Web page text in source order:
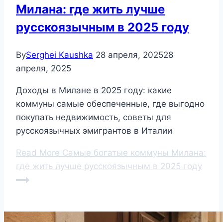
Милана: где жить лучше
русскоязычным в 2025 году
BySerghei Kaushka 28 апреля, 202528
апреля, 2025
Доходы в Милане в 2025 году: какие
коммуны самые обеспеченные, где выгодно
покупать недвижимость, советы для
русскоязычных эмигрантов в Италии
Read More Самые богатые коммуны Милана:
где жить лучше русскоязычным в 2025 году